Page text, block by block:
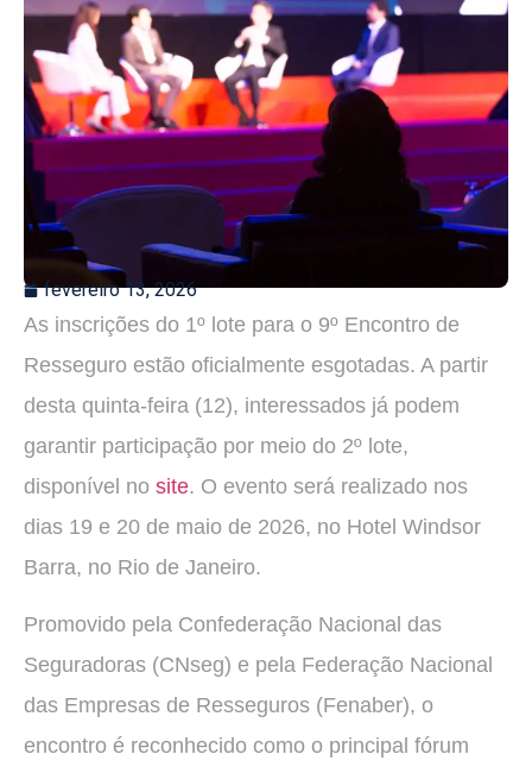
fevereiro 13, 2026
As inscrições do 1º lote para o 9º Encontro de
Resseguro estão oficialmente esgotadas. A partir
desta quinta-feira (12), interessados já podem
garantir participação por meio do 2º lote,
disponível no site. O evento será realizado nos
dias 19 e 20 de maio de 2026, no Hotel Windsor
Barra, no Rio de Janeiro.
Promovido pela Confederação Nacional das
Seguradoras (CNseg) e pela Federação Nacional
das Empresas de Resseguros (Fenaber), o
encontro é reconhecido como o principal fórum